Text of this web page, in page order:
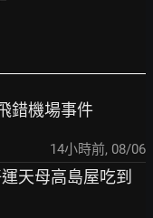
錯機場事件
14小時前, 08/06
天母高島屋吃到